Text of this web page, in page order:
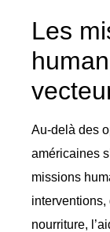
Les
Au-delà des
américaines
missions
nourriture,